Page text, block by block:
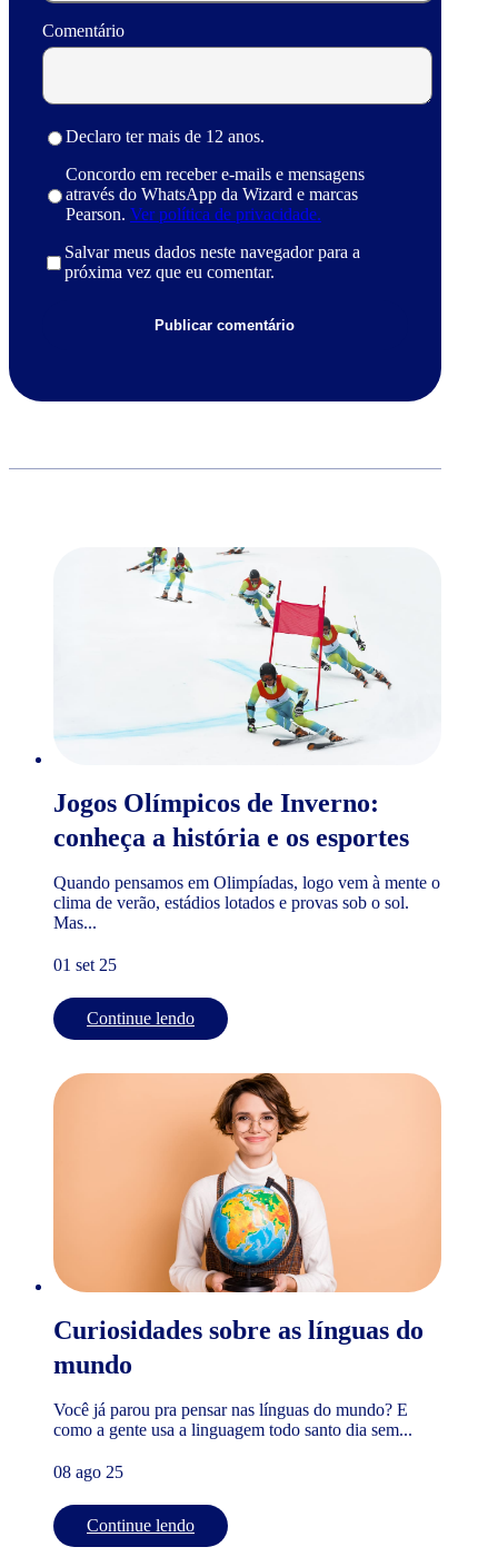
Comentário
Declaro ter mais de 12 anos.
Concordo em receber e-mails e mensagens
através do WhatsApp da Wizard e marcas
Pearson. Ver política de privacidade.
Salvar meus dados neste navegador para a
próxima vez que eu comentar.
Jogos Olímpicos de Inverno:
conheça a história e os esportes
Quando pensamos em Olimpíadas, logo vem à mente o
clima de verão, estádios lotados e provas sob o sol.
Mas...
01 set 25
Continue lendo
Curiosidades sobre as línguas do
mundo
Você já parou pra pensar nas línguas do mundo? E
como a gente usa a linguagem todo santo dia sem...
08 ago 25
Continue lendo